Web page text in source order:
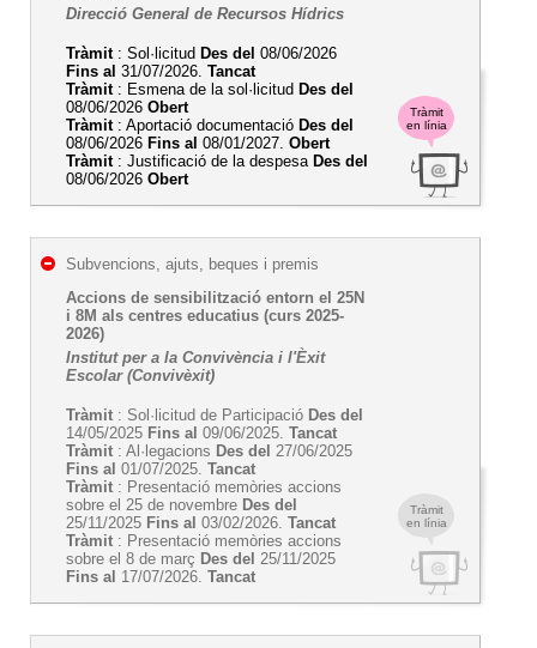
Tràmit
en línia
Direcció General de Recursos Hídrics
Tràmit: Sol·licitud Des del 08/06/2026
Fins al 31/07/2026. Tancat
Tràmit: Esmena de la sol·licitud Des del
08/06/2026 Obert
Tràmit: Aportació documentació Des del
08/06/2026 Fins al 08/01/2027. Obert
Tràmit: Justificació de la despesa Des del
08/06/2026 Obert
Tràmit
en línia
Subvencions, ajuts, beques i premis
Accions de sensibilització entorn el 25N
i 8M als centres educatius (curs 2025-
2026)
Institut per a la Convivència i l'Èxit
Escolar (Convivèxit)
Tràmit : Sol·licitud de Participació Des del
14/05/2025 Fins al 09/06/2025. Tancat
Tràmit : Al·legacions Des del 27/06/2025
Fins al 01/07/2025. Tancat
Tràmit : Presentació memòries accions
sobre el 25 de novembre Des del
25/11/2025 Fins al 03/02/2026. Tancat
Tràmit : Presentació memòries accions
sobre el 8 de març Des del 25/11/2025
Fins al 17/07/2026. Tancat